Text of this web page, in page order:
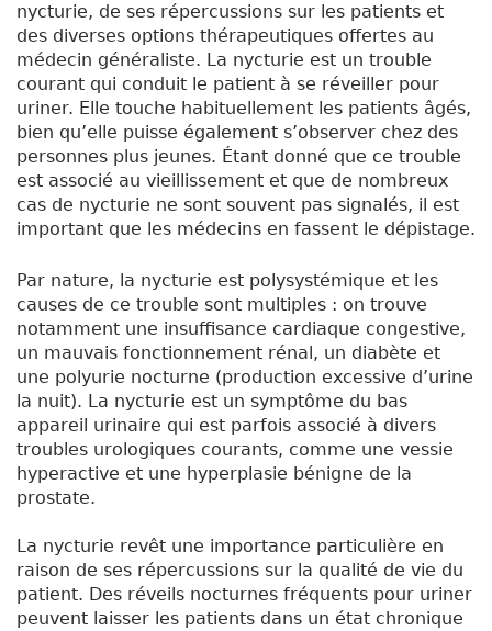
nycturie, de ses répercussions sur les patients et
des diverses options thérapeutiques offertes au
médecin généraliste. La nycturie est un trouble
courant qui conduit le patient à se réveiller pour
uriner. Elle touche habituellement les patients âgés,
bien qu’elle puisse également s’observer chez des
personnes plus jeunes. Étant donné que ce trouble
est associé au vieillissement et que de nombreux
cas de nycturie ne sont souvent pas signalés, il est
important que les médecins en fassent le dépistage.
Par nature, la nycturie est polysystémique et les
causes de ce trouble sont multiples : on trouve
notamment une insuffisance cardiaque congestive,
un mauvais fonctionnement rénal, un diabète et
une polyurie nocturne (production excessive d’urine
la nuit). La nycturie est un symptôme du bas
appareil urinaire qui est parfois associé à divers
troubles urologiques courants, comme une vessie
hyperactive et une hyperplasie bénigne de la
prostate.
La nycturie revêt une importance particulière en
raison de ses répercussions sur la qualité de vie du
patient. Des réveils nocturnes fréquents pour uriner
peuvent laisser les patients dans un état chronique